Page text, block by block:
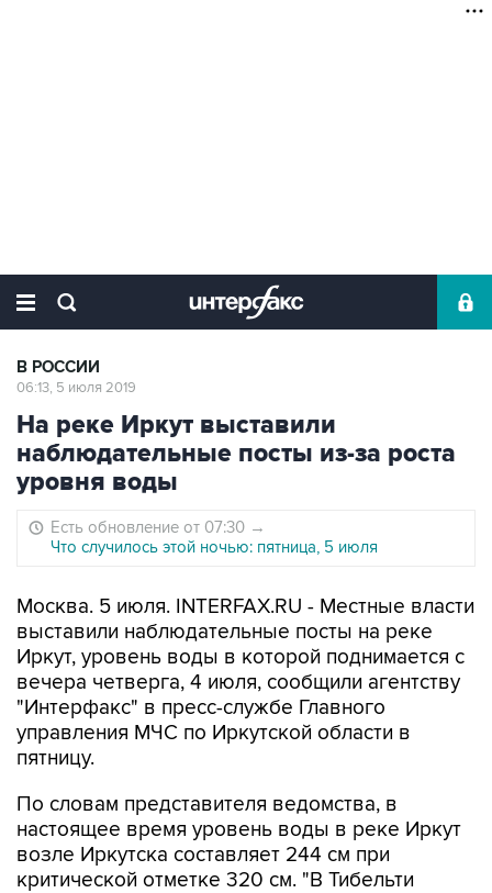
В РОССИИ
06:13, 5 июля 2019
На реке Иркут выставили
наблюдательные посты из-за роста
уровня воды
Есть обновление от 07:30 →
Что случилось этой ночью: пятница, 5 июля
Москва. 5 июля. INTERFAX.RU - Местные власти
выставили наблюдательные посты на реке
Иркут, уровень воды в которой поднимается с
вечера четверга, 4 июля, сообщили агентству
"Интерфакс" в пресс-службе Главного
управления МЧС по Иркутской области в
пятницу.
По словам представителя ведомства, в
настоящее время уровень воды в реке Иркут
возле Иркутска составляет 244 см при
критической отметке 320 см. "В Тибельти